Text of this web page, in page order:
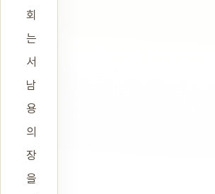
회
는
서
남
용
의
장
을